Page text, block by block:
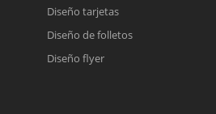
Diseño tarjetas
Diseño de folletos
Diseño flyer